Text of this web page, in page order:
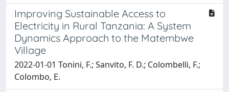
Improving Sustainable Access to
Electricity in Rural Tanzania: A System
Dynamics Approach to the Matembwe
Village
2022-01-01 Tonini, F.; Sanvito, F. D.; Colombelli, F.;
Colombo, E.